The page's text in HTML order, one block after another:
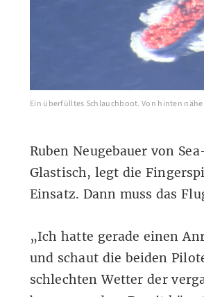
Ein überfülltes Schlauchboot. Von hinten
Ruben Neugebauer von
Glastisch, legt die
Einsatz. Dann muss das
„Ich hatte gerade einen
und schaut die beiden
schlechten Wetter der